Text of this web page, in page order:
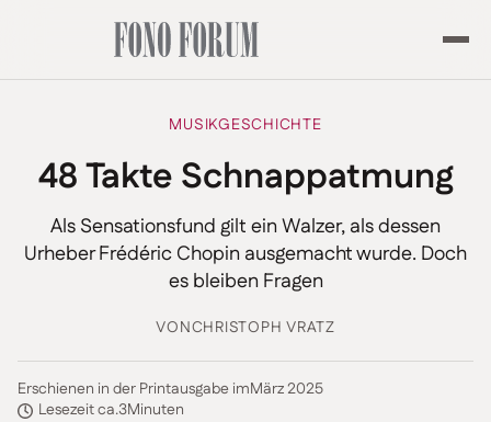
MUSIKGESCHICHTE
48 Takte Schnappatmung
Als Sensationsfund gilt ein Walzer, als dessen
Urheber Frédéric Chopin ausgemacht wurde. Doch
es bleiben Fragen
VONCHRISTOPH VRATZ
Erschienen in der Printausgabe imMärz 2025
Lesezeit ca.3Minuten